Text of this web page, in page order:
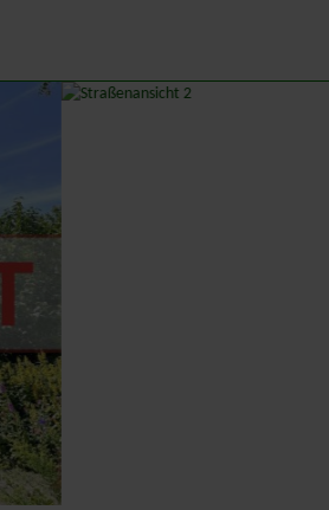
Gutachterausschuss Kreis Kleve